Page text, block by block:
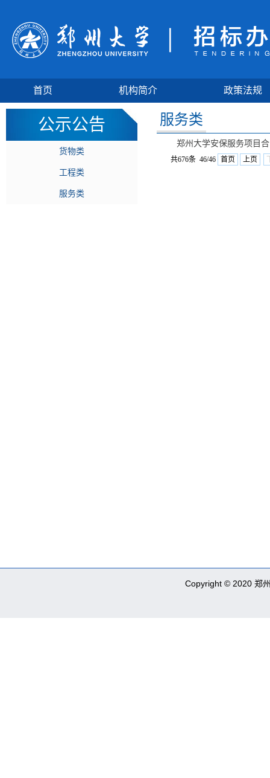
首页 机构简介 政策法规
公示公告
货物类
工程类
服务类
服务类
郑州大学安保服务项目
共676条 46/46 首页 上页
Copyright © 2020 郑